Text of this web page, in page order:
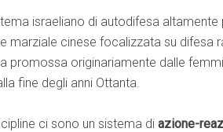
israeliano di autodifesa altamente
marziale cinese focalizzata su difesa
promossa originariamente dalle
fine degli anni Ottanta.
ci sono un sistema di azione-